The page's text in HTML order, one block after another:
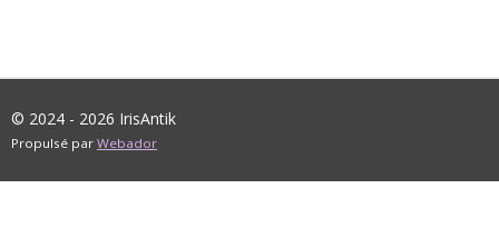
© 2024 - 2026 IrisAntik
Propulsé par Webador